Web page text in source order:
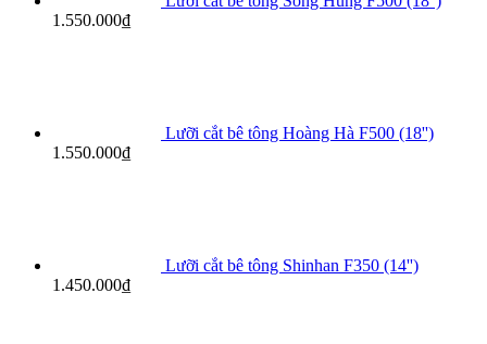
1.550.000₫
Lưỡi cắt bê tông Hoàng Hà F500 (18'')
1.550.000₫
Lưỡi cắt bê tông Shinhan F350 (14'')
1.450.000₫